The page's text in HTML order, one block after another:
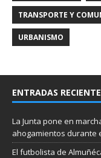
TRANSPORTE Y
URBANISMO
ENTRADAS
La Junta pone en
ahogamientos durante
El futbolista de